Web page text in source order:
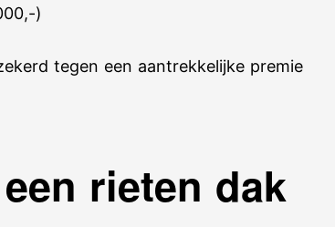
)
tegen een aantrekkelijke premie
rieten dak